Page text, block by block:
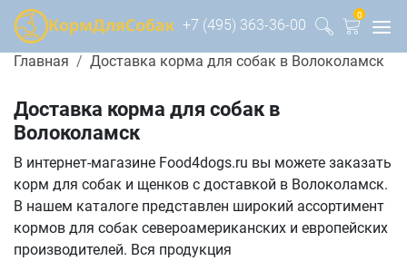
+7 (495) 363-36-00
0
Главная Доставка корма для собак в Волоколамск
Доставка корма для собак в
Волоколамск
В интернет-магазине Food4dogs.ru вы можете заказать
корм для собак и щенков с доставкой в Волоколамск.
В нашем каталоге представлен широкий ассортимент
кормов для собак североамериканских и европейских
производителей. Вся продукция